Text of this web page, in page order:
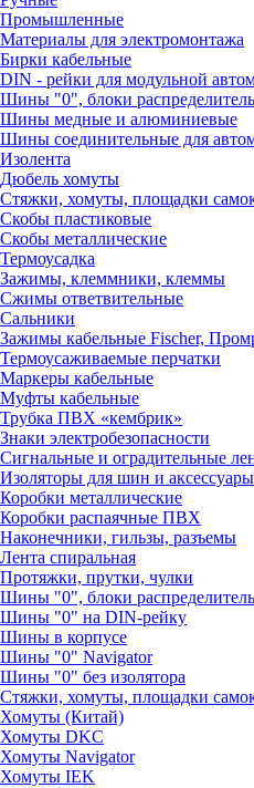
Промышленные
Материалы для электромонтажа
Бирки кабельные
DIN - рейки для модульной
Шины "0", блоки
Шины медные и алюминиевые
Шины соединительные для
Изолента
Дюбель хомуты
Стяжки, хомуты, площадки
Скобы пластиковые
Скобы металлические
Термоусадка
Зажимы, клеммники, клеммы
Сжимы ответвительные
Сальники
Зажимы кабельные Fischer,
Термоусаживаемые перчатки
Маркеры кабельные
Муфты кабельные
Трубка ПВХ «кембрик»
Знаки электробезопасности
Сигнальные и оградительные
Изоляторы для шин и аксессуары
Коробки металлические
Коробки распаячные ПВХ
Наконечники, гильзы, разъемы
Лента спиральная
Протяжки, прутки, чулки
Шины "0", блоки
Шины "0" на DIN-рейку
Шины в корпусе
Шины "0" Navigator
Шины "0" без изолятора
Стяжки, хомуты, площадки
Хомуты (Китай)
Хомуты DKC
Хомуты Navigator
Хомуты IEK